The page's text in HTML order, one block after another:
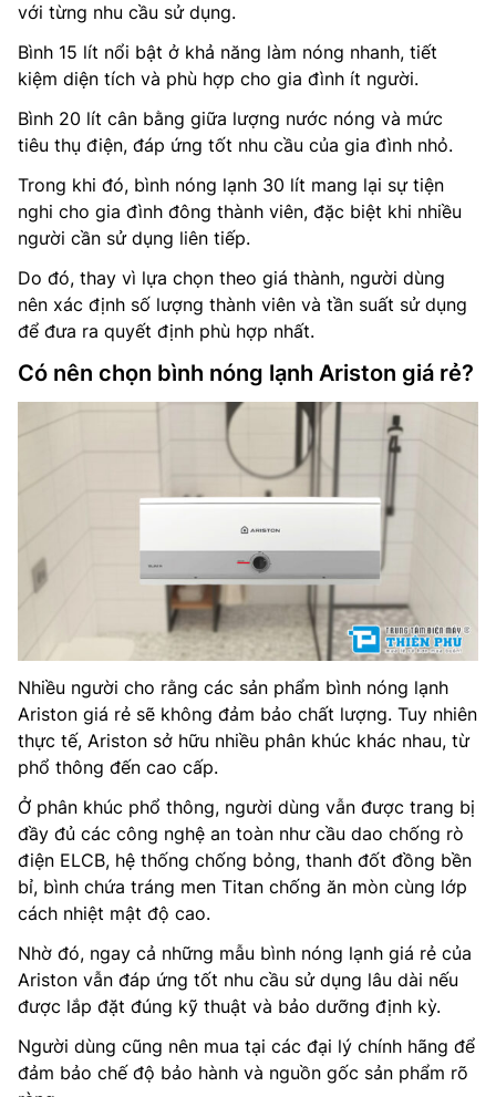
với từng nhu cầu sử dụng.
Bình 15 lít nổi bật ở khả năng làm nóng nhanh, tiết
kiệm diện tích và phù hợp cho gia đình ít người.
Bình 20 lít cân bằng giữa lượng nước nóng và mức
tiêu thụ điện, đáp ứng tốt nhu cầu của gia đình nhỏ.
Trong khi đó, bình nóng lạnh 30 lít mang lại sự tiện
nghi cho gia đình đông thành viên, đặc biệt khi nhiều
người cần sử dụng liên tiếp.
Do đó, thay vì lựa chọn theo giá thành, người dùng
nên xác định số lượng thành viên và tần suất sử dụng
để đưa ra quyết định phù hợp nhất.
Có nên chọn bình nóng lạnh Ariston giá rẻ?
Nhiều người cho rằng các sản phẩm bình nóng lạnh
Ariston giá rẻ sẽ không đảm bảo chất lượng. Tuy nhiên
thực tế, Ariston sở hữu nhiều phân khúc khác nhau, từ
phổ thông đến cao cấp.
Ở phân khúc phổ thông, người dùng vẫn được trang bị
đầy đủ các công nghệ an toàn như cầu dao chống rò
điện ELCB, hệ thống chống bỏng, thanh đốt đồng bền
bỉ, bình chứa tráng men Titan chống ăn mòn cùng lớp
cách nhiệt mật độ cao.
Nhờ đó, ngay cả những mẫu bình nóng lạnh giá rẻ của
Ariston vẫn đáp ứng tốt nhu cầu sử dụng lâu dài nếu
được lắp đặt đúng kỹ thuật và bảo dưỡng định kỳ.
Người dùng cũng nên mua tại các đại lý chính hãng để
đảm bảo chế độ bảo hành và nguồn gốc sản phẩm rõ